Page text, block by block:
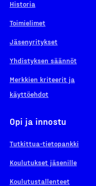
Historia
Toimielimet
Jäsenyritykset
Yhdistyksen säännöt
Merkkien kriteerit ja
käyttöehdot
Opi ja innostu
Tutkittua-tietopankki
Koulutukset jäsenille
Koulutustallenteet